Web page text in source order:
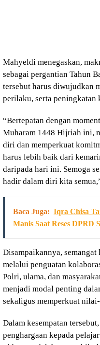
Mahyeldi menegaskan,
sebagai pergantian Tahun
tersebut harus diwujudkan
perilaku, serta peningkatan
“Bertepatan dengan
Muharam 1448 Hijriah ini,
diri dan memperkuat
harus lebih baik dari
daripada hari ini. Semoga
hadir dalam diri kita
Baca Juga: Iqra Chisa
Manis Saat Reses DPRD
Disampaikannya,
melalui penguatan
Polri, ulama, dan
menjadi modal penting
sekaligus memperkuat
Dalam kesempatan
penghargaan kepada